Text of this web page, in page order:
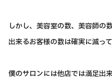
しかし、美容室の数、美容師の
出来るお客様の数は確実に減って
僕のサロンには他店では満足出